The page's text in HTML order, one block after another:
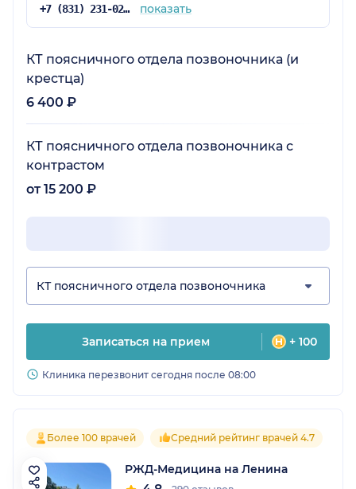
+7 (831) 231-02-35 показать
КТ поясничного отдела позвоночника (и
крестца)
6 400 ₽
КТ поясничного отдела позвоночника с
контрастом
от 15 200 ₽
КТ поясничного отдела позвоночника
Записаться на прием + 100
Клиника перезвонит сегодня после 08:00
Более 100 врачей Средний рейтинг врачей 4.7
РЖД-Медицина на Ленина